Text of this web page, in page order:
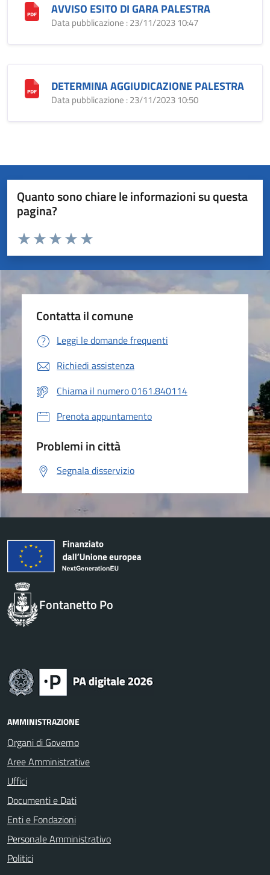
AVVISO ESITO DI GARA PALESTRA
Data pubblicazione : 23/11/2023 10:47
DETERMINA AGGIUDICAZIONE PALESTRA
Data pubblicazione : 23/11/2023 10:50
Quanto sono chiare le informazioni su questa
pagina?
Valuta da 1 a 5 stelle la pagina
Valuta 5 stelle su 5
Valuta 4 stelle su 5
Valuta 3 stelle su 5
Valuta 2 stelle su 5
Valuta 1 stelle su 5
Contatta il comune
Leggi le domande frequenti
Richiedi assistenza
Chiama il numero 0161.840114
Prenota appuntamento
Problemi in città
Segnala disservizio
Fontanetto Po
AMMINISTRAZIONE
Organi di Governo
Aree Amministrative
Uffici
Documenti e Dati
Enti e Fondazioni
Personale Amministrativo
Politici